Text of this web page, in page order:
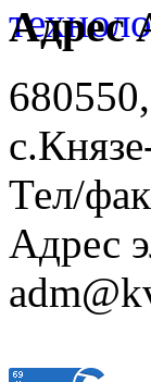
Адрес
Тел/
Адрес